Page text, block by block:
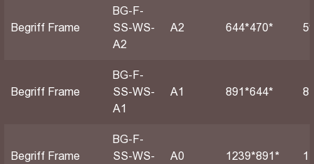
Begriff Frame
BG-F-
SS-WS-
A2
A2 644*470*
Begriff Frame
BG-F-
SS-WS-
A1
А1 891*644*
Begriff Frame
BG-F-
SS-WS-
А0 1239*891*